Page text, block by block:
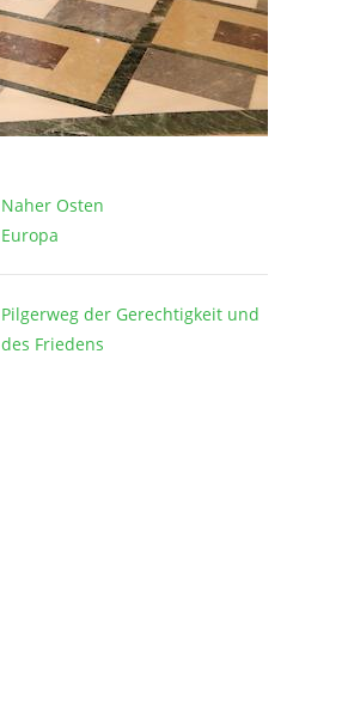
Naher Osten
Europa
Pilgerweg der Gerechtigkeit und
des Friedens